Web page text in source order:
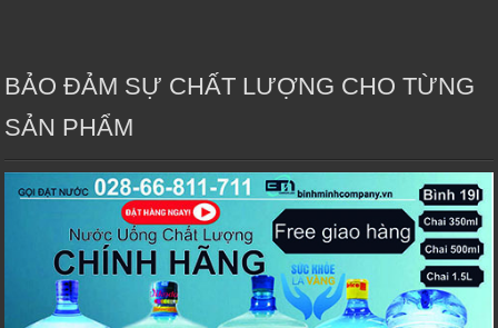
BẢO ĐẢM SỰ CHẤT LƯỢNG CHO TỪNG
SẢN PHẨM